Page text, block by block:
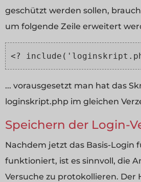
geschützt werden sollen,
um folgende Zeile erweitert
<?
... vorausgesetzt man hat das
loginskript.php im gleichen
Speichern der Login-
Nachdem jetzt das Basis-Login
funktioniert, ist es sinnvoll, die
Versuche zu protokollieren. Der